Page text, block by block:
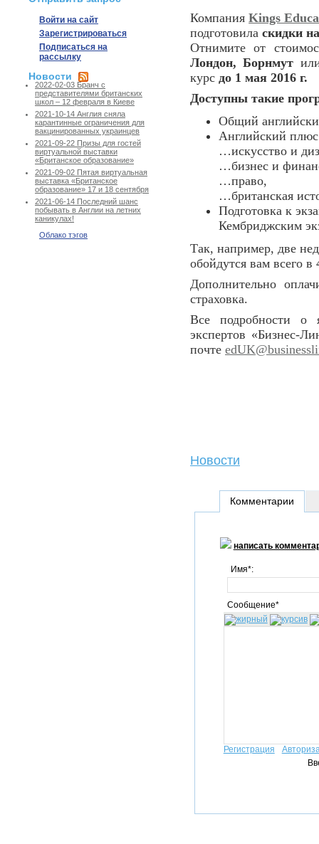
Войти на сайт
Зарегистрироваться
Подписаться на
рассылку
Новости
2022-02-03 Бранч с
представителями британских
школ – 12 февраля в Киеве
2021-10-14 Англия сняла
карантинные ограничения для
вакцинированных украинцев
2021-09-22 Призы для гостей
виртуальной выставки
«Британское образование»
2021-09-02 Пятая виртуальная
выставка «Британское
образование» 17 и 18 сентября
2021-06-14 Последний шанс
побывать в Англии на летних
каникулах!
Облако тэгов
КомпанияKings
подготовиласкидки
Отнимите от
Лондон, Борнмут
курс до 1 мая 2016 г.
Доступны такие
Общий
Английский плюс
…искусство и
…бизнес и
…право,
…британская
Подготовка к
Кембриджским
Так, например, две
обойдутся вам всего
Дополнительно
страховка.
Все подробности о
экспертов «Бизнес-
почте
Новости
Комментарии
написать
Имя*:
Сообщение*
Регистрация